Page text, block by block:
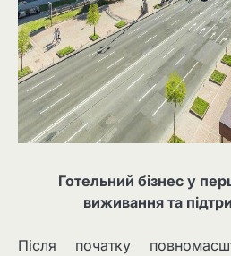
Готельний бізнес у
виживання та
Після початку